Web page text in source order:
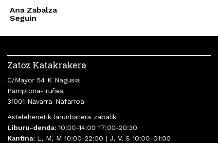
Ana Zabalza
Seguin
Zatoz Katakrakera
C/Mayor 54 K Nagusia
Pamplona-Iruñea
31001 Navarra-Nafarroa
Astelehenetik larunbatera zabalik
Liburu-denda: 10:00-14:00 17:00-20:30
Kantina: L, M, M 10:00-22:00 | J, V, S 10:00-01:00